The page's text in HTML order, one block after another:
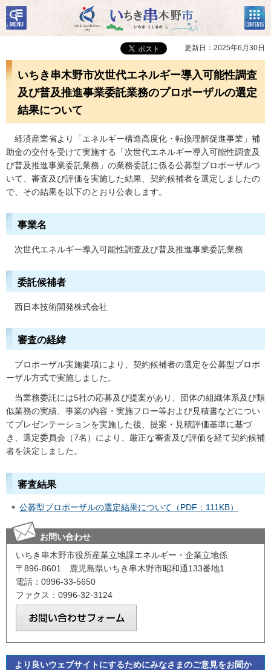
いちき串木野市
検
索・
共通
コン
テン
ツメ
ニュ
更新日：2025年6月30日
いちき串木野市次世代エネルギー導入可能性調査
及び普及推進事業委託業務のプロポーザルの選定
結果について
経済産業省より「エネルギー構造高度化・転換理解促進事業」補
助金の交付を受けて実施する「次世代エネルギー導入可能性調査及
び普及推進事業委託業務」の業務委託に係る公募型プロポーザルつ
いて、審査及び評価を実施した結果、契約候補者を選定しましたの
で、その結果を以下のとおり公表します。
事業名
次世代エネルギー導入可能性調査及び普及推進事業委託業務
委託候補者
西日本技術開発株式会社
審査の経緯
プロポーザル実施要項により、契約候補者の選定を公募型プロポ
ーザル方式で実施しました。
当業務委託には5社の応募及び提案があり、団体の組織体系及び類
似業務の実績、事業の内容・実施フロー等および見積書などについ
てプレゼンテーションを実施した後、提案・見積評価基準に基づ
き、選定委員会（7名）により、厳正な審査及び評価を経て契約候補
者を決定しました。
審査結果
公募型プロポーザルの選定結果について（PDF：111KB）
お問い合わせ
いちき串木野市役所産業立地課エネルギー・企業立地係
〒896-8601 鹿児島県いちき串木野市昭和通133番地1
電話：0996-33-5650
ファクス：0996-32-3124
より良いウェブサイトにするためにみなさまのご意見をお聞か